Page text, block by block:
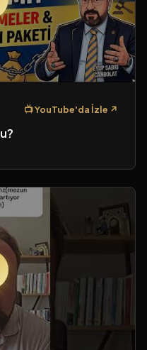
📺 YouTube'da İzle ↗